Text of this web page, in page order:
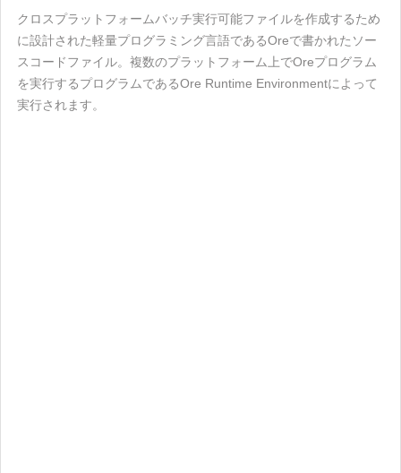
クロスプラットフォームバッチ実行可能ファイルを作成するため
に設計された軽量プログラミング言語であるOreで書かれたソー
スコードファイル。複数のプラットフォーム上でOreプログラム
を実行するプログラムであるOre Runtime Environmentによって
実行されます。